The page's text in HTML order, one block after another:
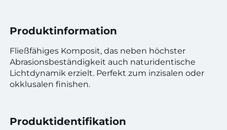
Produktinformation
Fließfähiges Komposit, das neben höchster
Abrasionsbeständigkeit auch naturidentische
Lichtdynamik erzielt. Perfekt zum inzisalen oder
okklusalen finishen.
Produktidentifikation